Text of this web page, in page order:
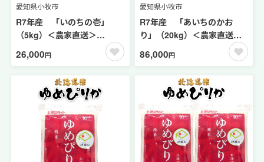
愛知県小牧市
R7年産 「いのちの壱」
（5kg）＜農家直送＞
26,000円
愛知県小牧市
R7年産 「あいちのかお
り」（20kg）＜農家直送＞
86,000円